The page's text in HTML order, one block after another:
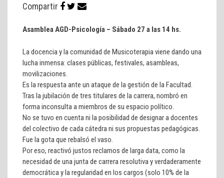
Compartir
Asamblea AGD-Psicología – Sábado 27 a las 14 hs.
La docencia y la comunidad de Musicoterapia viene dando una
lucha inmensa: clases públicas, festivales, asambleas,
movilizaciones.
Es la respuesta ante un ataque de la gestión de la Facultad.
Tras la jubilación de tres titulares de la carrera, nombró en
forma inconsulta a miembros de su espacio político.
No se tuvo en cuenta ni la posibilidad de designar a docentes
del colectivo de cada cátedra ni sus propuestas pedagógicas.
Fue la gota que rebalsó el vaso.
Por eso, reactivó justos reclamos de larga data, como la
necesidad de una junta de carrera resolutiva y verdaderamente
democrática y la regularidad en los cargos (solo 10% de la